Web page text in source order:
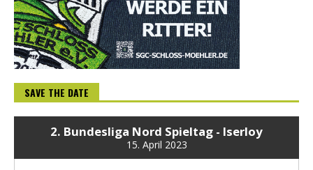
SAVE THE DATE
2. Bundesliga Nord Spieltag - Iserloy
15. April 2023